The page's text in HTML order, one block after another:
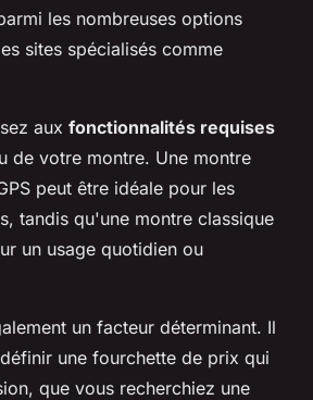
les nombreuses options
sites spécialisés comme
aux fonctionnalités requises
de votre montre. Une montre
peut être idéale pour les
tandis qu'une montre classique
un usage quotidien ou
un facteur déterminant. Il
une fourchette de prix qui
que vous recherchiez une